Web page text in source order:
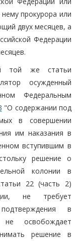
прокурора или
двух месяцев, а
Федерации
той же статьи
осужденный
Федеральным
"О содержании под
в совершении
им наказания в
вступившим в
решение о
колонии в
22 (часть 2)
не требует
в
освобождает
решение в